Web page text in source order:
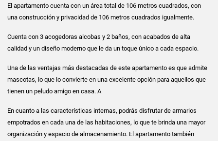
El apartamento cuenta con un área total de 106 metros cuadrados, con
una construcción y privacidad de 106 metros cuadrados igualmente.
Cuenta con 3 acogedoras alcobas y 2 baños, con acabados de alta
calidad y un diseño moderno que le da un toque único a cada espacio.
Una de las ventajas más destacadas de este apartamento es que admite
mascotas, lo que lo convierte en una excelente opción para aquellos que
tienen un peludo amigo en casa. A
En cuanto a las características internas, podrás disfrutar de armarios
empotrados en cada una de las habitaciones, lo que te brinda una mayor
organización y espacio de almacenamiento. El apartamento también